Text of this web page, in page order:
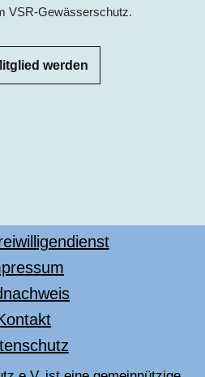
VSR-Gewässerschutz.
werden